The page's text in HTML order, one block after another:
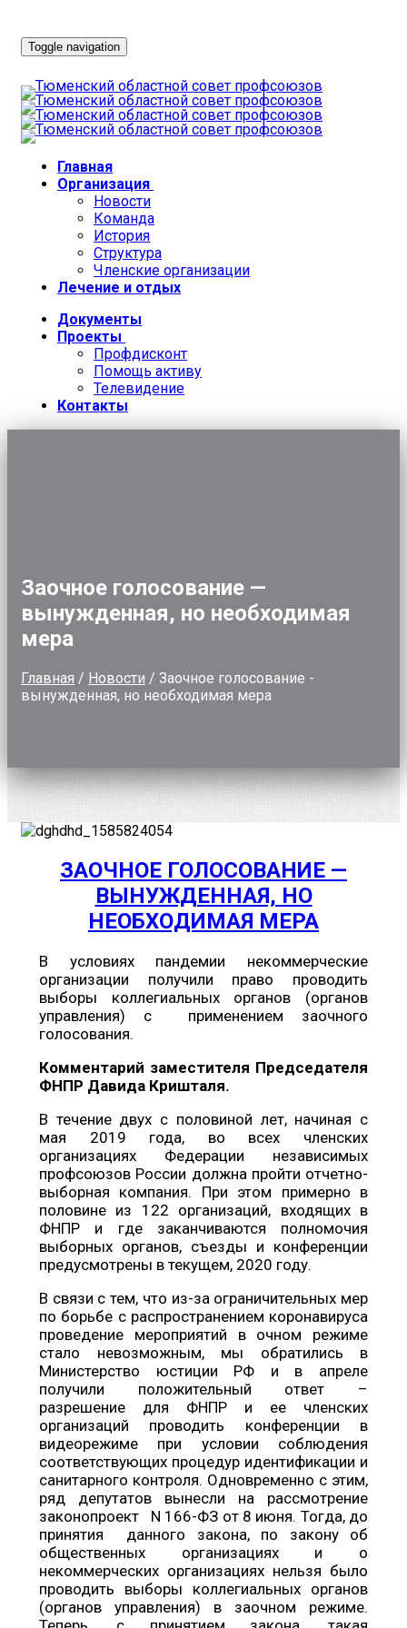
Toggle navigation
Главная
Организация
Новости
Команда
История
Структура
Членские организации
Лечение и отдых
Документы
Проекты
Профдисконт
Помощь активу
Телевидение
Контакты
Заочное голосование —
вынужденная, но необходимая
мера
Главная / Новости / Заочное голосование -
вынужденная, но необходимая мера
ЗАОЧНОЕ ГОЛОСОВАНИЕ —
ВЫНУЖДЕННАЯ, НО
НЕОБХОДИМАЯ МЕРА
В условиях пандемии некоммерческие
организации получили право проводить
выборы коллегиальных органов (органов
управления) с применением заочного
голосования.
Комментарий заместителя Председателя
ФНПР Давида Кришталя.
В течение двух с половиной лет, начиная с
мая 2019 года, во всех членских
организациях Федерации независимых
профсоюзов России должна пройти отчетно-
выборная компания. При этом примерно в
половине из 122 организаций, входящих в
ФНПР и где заканчиваются полномочия
выборных органов, съезды и конференции
предусмотрены в текущем, 2020 году.
В связи с тем, что из-за ограничительных мер
по борьбе с распространением коронавируса
проведение мероприятий в очном режиме
стало невозможным, мы обратились в
Министерство юстиции РФ и в апреле
получили положительный ответ –
разрешение для ФНПР и ее членских
организаций проводить конференции в
видеорежиме при условии соблюдения
соответствующих процедур идентификации и
санитарного контроля. Одновременно с этим,
ряд депутатов вынесли на рассмотрение
законопроект N 166-ФЗ от 8 июня. Тогда, до
принятия данного закона, по закону об
общественных организациях и о
некоммерческих организациях нельзя было
проводить выборы коллегиальных органов
(органов управления) в заочном режиме.